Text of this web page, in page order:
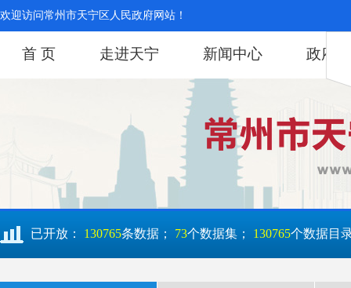
欢迎访问常州市天宁区人民政府网站！
首 页 走进天宁 新闻中心 政府
已开放： 130765条数据； 73个数据集； 130765个数据目